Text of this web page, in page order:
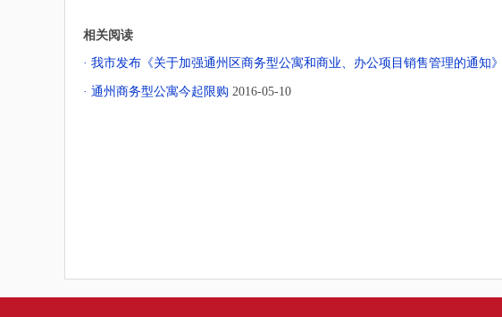
相关阅读
· 我市发布《关于加强通州区商务型公寓和商业、办公项目销售管理的通知》
· 通州商务型公寓今起限购 2016-05-10